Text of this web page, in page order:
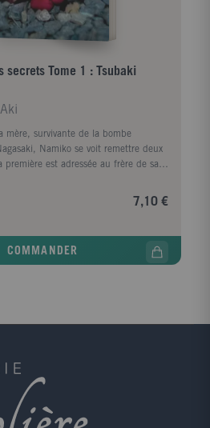
secrets Tome 1 : Tsubaki
mère, survivante de la bombe
Namiko se voit remettre deux
première est adressée au frère de sa
dans laquelle la défunte révèle à
qui l'a hantée toute sa vie.4e de
La première est adressée à
Biographiques : Née au Japon, Aki
Montréal depuis 1991. Toute son
chez Actes Sud, notamment ses
première pentalogie, Le Poids des
Tsubaki, Hamaguri (prix Ringuet),
7,10 €
COMMANDER